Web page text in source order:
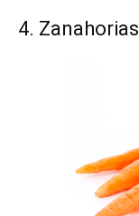
4. Zanahorias